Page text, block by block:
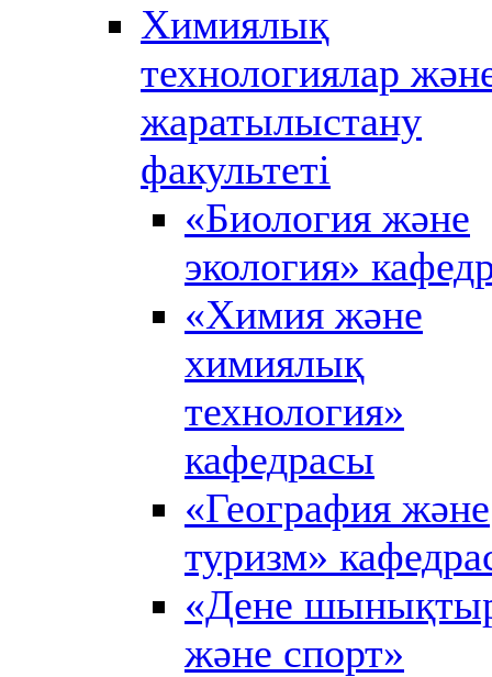
Химиялық
технологиялар
жаратылыстану
факультеті
«Биология және
экология»
«Химия және
химиялық
технология»
кафедрасы
«География және
туризм»
«Дене
және спорт»